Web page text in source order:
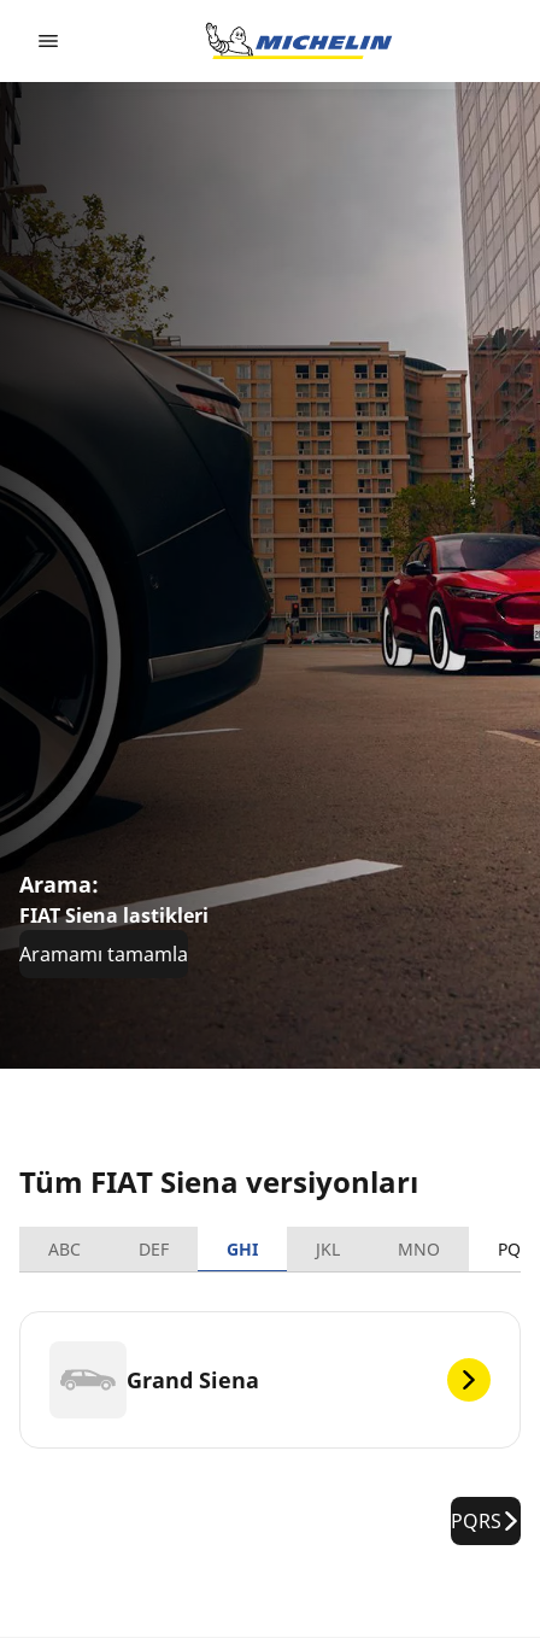
Arama:
FIAT Siena lastikleri
Aramamı tamamla
Tüm FIAT Siena versiyonları
ABC DEF GHI JKL MNO PQRS
Grand Siena
PQRS